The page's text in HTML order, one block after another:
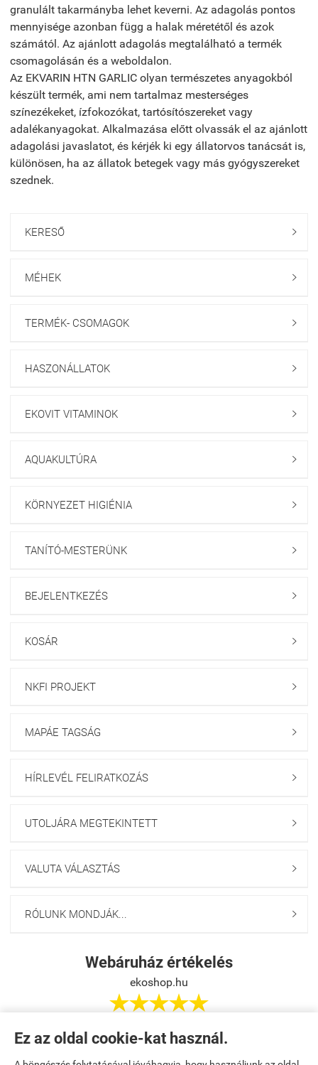
Ez az oldal cookie-kat használ.
granulált takarmányba lehet keverni. Az adagolás pontos
mennyisége azonban függ a halak méretétől és azok
számától. Az ajánlott adagolás megtalálható a termék
csomagolásán és a weboldalon.
Az EKVARIN HTN GARLIC olyan természetes anyagokból
készült termék, ami nem tartalmaz mesterséges
színezékeket, ízfokozókat, tartósítószereket vagy
adalékanyagokat. Alkalmazása előtt olvassák el az ajánlott
adagolási javaslatot, és kérjék ki egy állatorvos tanácsát is,
különösen, ha az állatok betegek vagy más gyógyszereket
szednek.
KERESŐ 
MÉHEK 
TERMÉK- CSOMAGOK 
HASZONÁLLATOK 
EKOVIT VITAMINOK 
AQUAKULTÚRA 
KÖRNYEZET HIGIÉNIA 
TANÍTÓ-MESTERÜNK 
BEJELENTKEZÉS 
KOSÁR 
NKFI PROJEKT 
MAPÁE TAGSÁG 
HÍRLEVÉL FELIRATKOZÁS 
UTOLJÁRA MEGTEKINTETT 
VALUTA VÁLASZTÁS 
RÓLUNK MONDJÁK... 
Webáruház értékelés
ekoshop.hu

Értékelés írása